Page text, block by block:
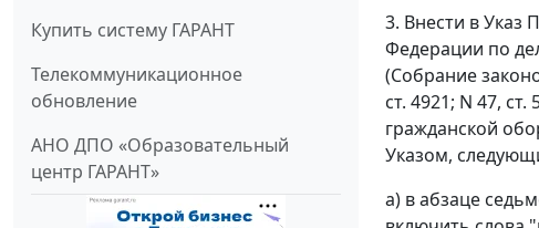
Купить систему ГАРАНТ
Телекоммуникационное
обновление
АНО ДПО «Образовательный
центр ГАРАНТ»
3. Внести в Указ
Федерации по
(Собрание
ст. 4921; N 47,
гражданской
Указом,
а) в абзаце